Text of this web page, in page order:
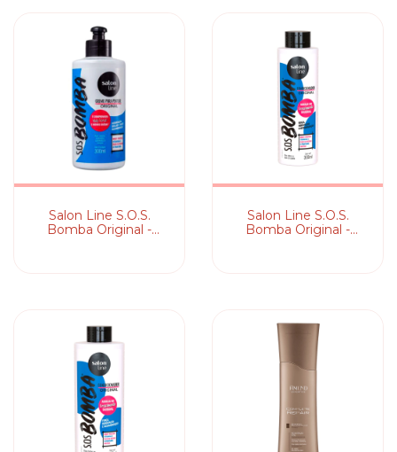
Salon Line S.O.S.
Bomba Original -
Salon Line S.O.S.
Bomba Original -